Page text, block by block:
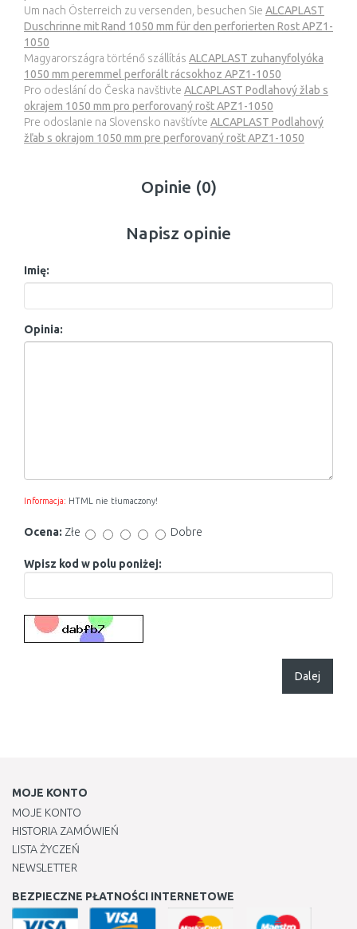
Um nach Österreich zu versenden, besuchen Sie ALCAPLAST
Duschrinne mit Rand 1050 mm für den perforierten Rost APZ1-
1050
Magyarországra történő szállítás ALCAPLAST zuhanyfolyóka
1050 mm peremmel perforált rácsokhoz APZ1-1050
Pro odeslání do Česka navštivte ALCAPLAST Podlahový žlab s
okrajem 1050 mm pro perforovaný rošt APZ1-1050
Pre odoslanie na Slovensko navštívte ALCAPLAST Podlahový
žľab s okrajom 1050 mm pre perforovaný rošt APZ1-1050
Opinie (0)
Napisz opinie
Imię:
Opinia:
Informacja: HTML nie tłumaczony!
Ocena: Złe Dobre
Wpisz kod w polu poniżej:
Dalej
MOJE KONTO
MOJE KONTO
HISTORIA ZAMÓWIEŃ
LISTA ŻYCZEŃ
NEWSLETTER
BEZPIECZNE PŁATNOŚCI INTERNETOWE